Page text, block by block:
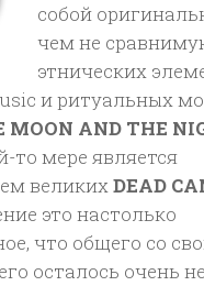
собой
чем не
этнических
и ритуальных
MOON AND THE
то мере является
великихDEAD
это настолько
что общего со
осталось очень